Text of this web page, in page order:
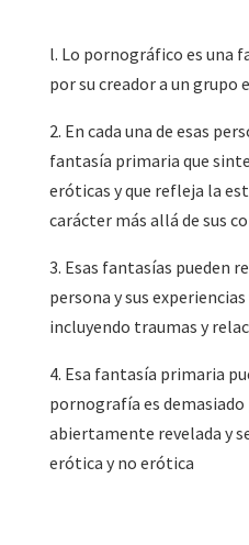
l. Lo pornográfico es una
por su creador a un grupo
2. En cada una de esas
fantasía primaria que
eróticas y que refleja la
carácter más allá de sus
3. Esas fantasías pueden
persona y sus
incluyendo traumas y
4. Esa fantasía primaria
pornografía es
abiertamente revelada y
erótica y no erótica